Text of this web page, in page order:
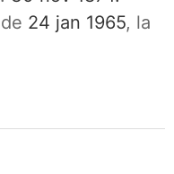
24 jan 1965, la